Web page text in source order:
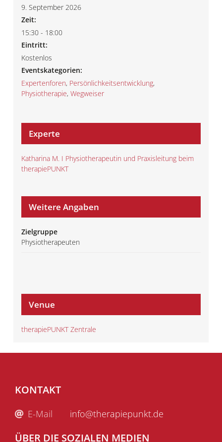
9. September 2026
Zeit:
15:30 - 18:00
Eintritt:
Kostenlos
Eventskategorien:
Expertenforen, Persönlichkeitsentwicklung,
Physiotherapie, Wegweiser
Experte
Katharina M. I Physiotherapeutin und Praxisleitung beim
therapiePUNKT
Weitere Angaben
Zielgruppe
Physiotherapeuten
Venue
therapiePUNKT Zentrale
KONTAKT
E-Mail info@therapiepunkt.de
ÜBER DIE SOZIALEN MEDIEN